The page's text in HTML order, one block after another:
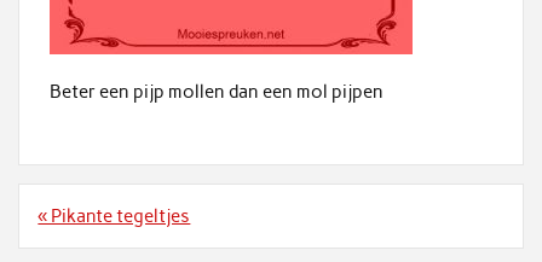
Beter een pijp mollen dan een mol pijpen
Bericht
« Pikante tegeltjes